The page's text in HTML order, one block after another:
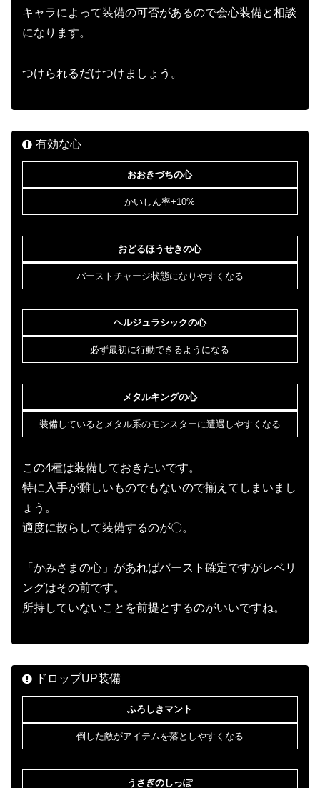
キャラによって装備の可否があるので会心装備と相談
になります。
つけられるだけつけましょう。
有効な心
おおきづちの心
かいしん率+10%
おどるほうせきの心
バーストチャージ状態になりやすくなる
ヘルジュラシックの心
必ず最初に行動できるようになる
メタルキングの心
装備しているとメタル系のモンスターに遭遇しやすくなる
この4種は装備しておきたいです。
特に入手が難しいものでもないので揃えてしまいまし
ょう。
適度に散らして装備するのが〇。
「かみさまの心」があればバースト確定ですがレベリ
ングはその前です。
所持していないことを前提とするのがいいですね。
ドロップUP装備
ふろしきマント
倒した敵がアイテムを落としやすくなる
うさぎのしっぽ